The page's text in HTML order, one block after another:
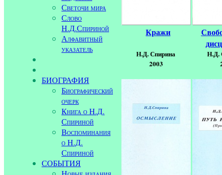
Светочи мира
Слово
Н.Д.Спириной
Алфавитный
указатель
БИОГРАФИЯ
Биографический
очерк
Книга о Н.Д.
Спириной
Воспоминания
о Н.Д.
Спириной
СОБЫТИЯ
Кражи
Н.Д. Спирина
2003
Н.Д.